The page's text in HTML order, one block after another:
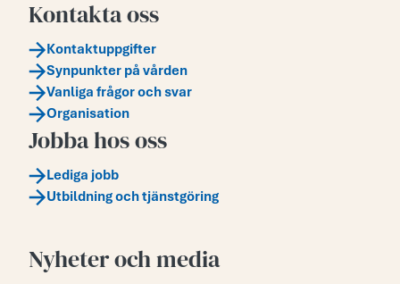
Kontakta oss
Kontaktuppgifter
Synpunkter på vården
Vanliga frågor och svar
Organisation
Jobba hos oss
Lediga jobb
Utbildning och tjänstgöring
Nyheter och media